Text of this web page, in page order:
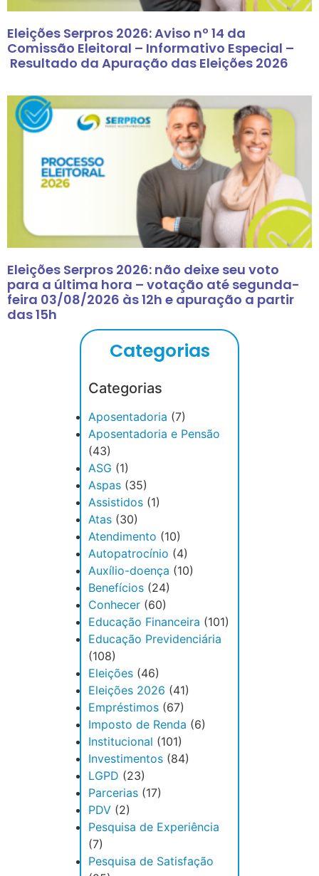
Eleições Serpros 2026: Aviso nº 14 da
Comissão Eleitoral – Informativo Especial –
Resultado da Apuração das Eleições 2026
Eleições Serpros 2026: não deixe seu voto
para a última hora – votação até segunda-
feira 03/08/2026 às 12h e apuração a partir
das 15h
Categorias
Categorias
Aposentadoria (7)
Aposentadoria e Pensão
(43)
ASG (1)
Aspas (35)
Assistidos (1)
Atas (30)
Atendimento (10)
Autopatrocínio (4)
Auxílio-doença (10)
Benefícios (24)
Conhecer (60)
Educação Financeira (101)
Educação Previdenciária
(108)
Eleições (46)
Eleições 2026 (41)
Empréstimos (67)
Imposto de Renda (6)
Institucional (101)
Investimentos (84)
LGPD (23)
Parcerias (17)
PDV (2)
Pesquisa de Experiência
(7)
Pesquisa de Satisfação